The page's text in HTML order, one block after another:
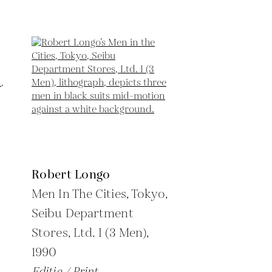
Robert Longo
Men In The Cities, Tokyo,
Seibu Department
Stores, Ltd. I (3 Men),
1990